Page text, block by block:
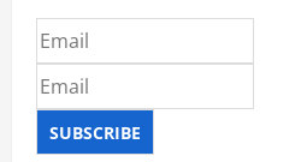
SUBSCRIBE